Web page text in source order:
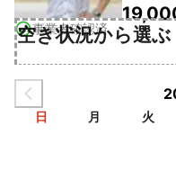
事業者確認済
空き状況から選ぶ
日 月 火